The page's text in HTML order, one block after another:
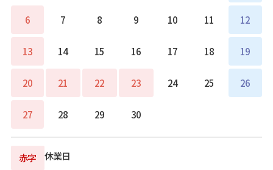
6 7 8 9 10 11 12
13 14 15 16 17 18 19
20 21 22 23 24 25 26
27 28 29 30
赤字 休業日